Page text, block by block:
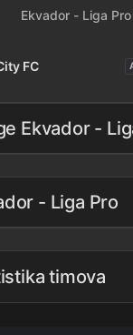
Ekvador - Liga Pro
FC
Ekvador -
- Liga Pro
timova